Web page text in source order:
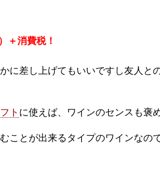
＋消費税！
に差し上げてもいいですし友人
ト に使えば、ワインのセンスも褒
ことが出来るタイプのワインなの